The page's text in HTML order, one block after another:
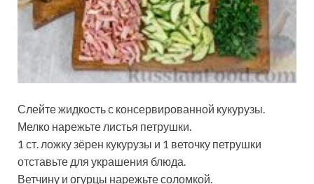
Слейте жидкость с консервированной кукурузы.
Мелко нарежьте листья петрушки.
1 ст. ложку зёрен кукурузы и 1 веточку петрушки
отставьте для украшения блюда.
Ветчину и огурцы нарежьте соломкой.